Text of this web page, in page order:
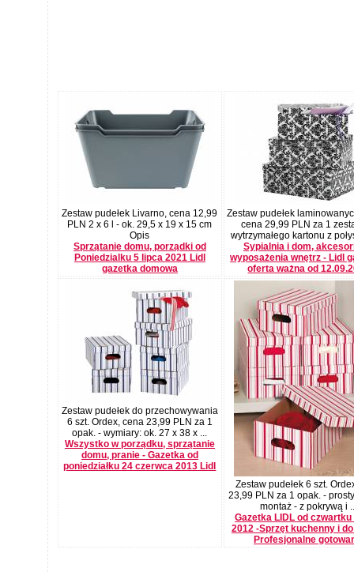
Zestaw pudełek Livarno, cena 12,99
PLN 2 x 6 l - ok. 29,5 x 19 x 15 cm
Opis
Sprzątanie domu, porządki od
Poniedzialku 5 lipca 2021 Lidl
gazetka domowa
Zestaw pudełek
cena 29,99 PLN za 1
wytrzymałego kartonu z
Sypialnia i dom,
wyposażenia wnętrz - Lidl
oferta ważna od
Zestaw pudełek do przechowywania
6 szt. Ordex, cena 23,99 PLN za 1
opak. - wymiary: ok. 27 x 38 x ...
Wszystko w porządku, sprzątanie
domu, pranie - Gazetka od
poniedziałku 24 czerwca 2013 Lidl
Zestaw pudełek 6 szt.
23,99 PLN za 1 opak. -
montaż - z pokrywą i
Gazetka LIDL od czwartku
2012 -Sprzęt kuchenny i
Profesjonalne